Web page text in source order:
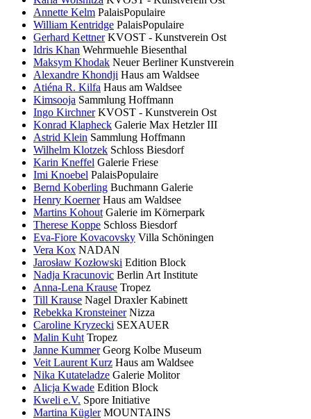
Annette Kelm PalaisPopulaire
William Kentridge PalaisPopulaire
Gerhard Kettner KVOST - Kunstverein Ost
Idris Khan Wehrmuehle Biesenthal
Maksym Khodak Neuer Berliner Kunstverein
Alexandre Khondji Haus am Waldsee
Atiéna R. Kilfa Haus am Waldsee
Kimsooja Sammlung Hoffmann
Ingo Kirchner KVOST - Kunstverein Ost
Konrad Klapheck Galerie Max Hetzler III
Astrid Klein Sammlung Hoffmann
Wilhelm Klotzek Schloss Biesdorf
Karin Kneffel Galerie Friese
Imi Knoebel PalaisPopulaire
Bernd Koberling Buchmann Galerie
Henry Koerner Haus am Waldsee
Martins Kohout Galerie im Körnerpark
Therese Koppe Schloss Biesdorf
Eva-Fiore Kovacovsky Villa Schöningen
Vera Kox NADAN
Jarosław Kozłowski Edition Block
Nadja Kracunovic Berlin Art Institute
Anna-Lena Krause Tropez
Till Krause Nagel Draxler Kabinett
Rebekka Kronsteiner Nizza
Caroline Kryzecki SEXAUER
Malin Kuht Tropez
Janne Kummer Georg Kolbe Museum
Veit Laurent Kurz Haus am Waldsee
Nika Kutateladze Galerie Molitor
Alicja Kwade Edition Block
Kweli e.V. Spore Initiative
Martina Kügler MOUNTAINS